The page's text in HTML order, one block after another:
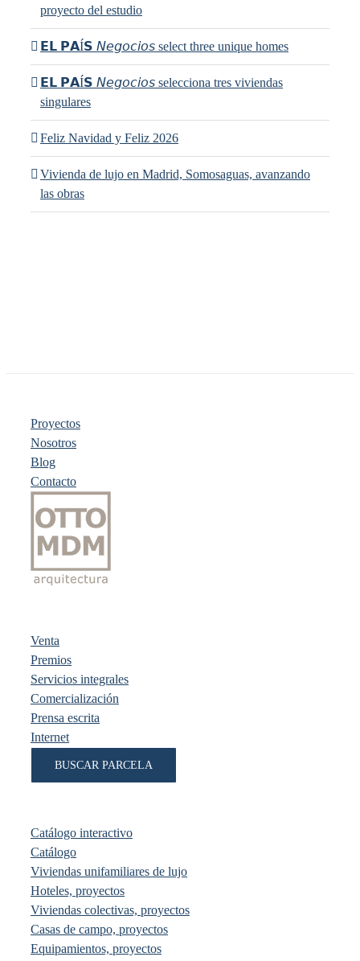
proyecto del estudio
𝗘𝗟 𝗣𝗔Í𝗦 𝘕𝘦𝘨𝘰𝘤𝘪𝘰𝘴 select three unique homes
𝗘𝗟 𝗣𝗔Í𝗦 𝘕𝘦𝘨𝘰𝘤𝘪𝘰𝘴 selecciona tres viviendas
singulares
Feliz Navidad y Feliz 2026
Vivienda de lujo en Madrid, Somosaguas, avanzando
las obras
Proyectos
Nosotros
Blog
Contacto
Venta
Premios
Servicios integrales
Comercialización
Prensa escrita
Internet
BUSCAR PARCELA
Catálogo interactivo
Catálogo
Viviendas unifamiliares de lujo
Hoteles, proyectos
Viviendas colectivas, proyectos
Casas de campo, proyectos
Equipamientos, proyectos